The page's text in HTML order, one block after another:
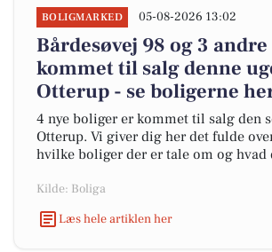
BOLIGMARKED 05-08-2026 13:02
Bårdesøvej 98 og 3
kommet til salg denne
Otterup - se boligerne
4 nye boliger er kommet til salg den
Otterup. Vi giver dig her det fulde
hvilke boliger der er tale om og hvad
Kilde: Boliga
Læs hele artiklen her